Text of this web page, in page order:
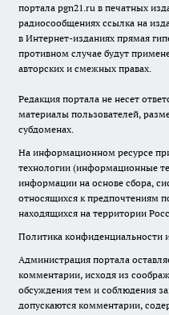
портала pgn21.ru в печатных
радиосообщениях ссылка на
в Интернет-изданиях прямая
противном случае будут
авторских и смежных правах.
Редакция портала не несет
материалы пользователей,
субдоменах.
На информационном ресурсе
технологии (информационные
информации на основе сбора,
относящихся к предпочтениям
находящихся на территории
Политика конфиденциальности
Администрация портала
комментарии, исходя из
обсуждения тем и соблюдения
допускаются комментарии,